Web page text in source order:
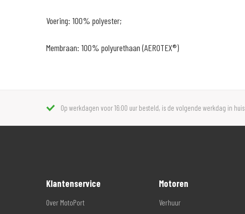
Voering: 100% polyester;
Membraan: 100% polyurethaan (AEROTEX®)
Op werkdagen voor 16:00 uur besteld, is de volgende werkdag in huis
Klantenservice
Over MotoPort
Motoren
Verhuur